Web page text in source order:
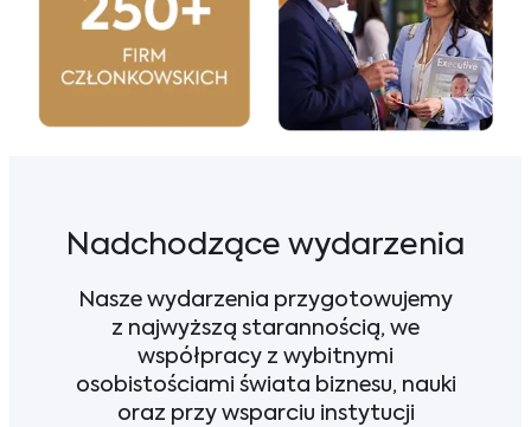
Nadchodzące wydarzenia
Nasze wydarzenia przygotowujemy
z najwyższą starannością, we
współpracy z wybitnymi
osobistościami świata biznesu, nauki
oraz przy wsparciu instytucji